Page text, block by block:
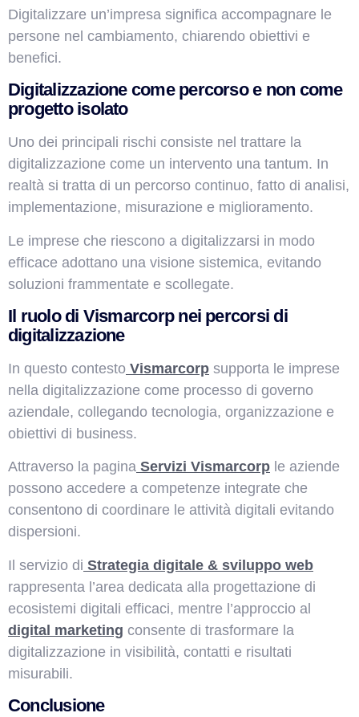
Digitalizzare un’impresa significa accompagnare le
persone nel cambiamento, chiarendo obiettivi e
benefici.
Digitalizzazione come percorso e non come
progetto isolato
Uno dei principali rischi consiste nel trattare la
digitalizzazione come un intervento una tantum. In
realtà si tratta di un percorso continuo, fatto di analisi,
implementazione, misurazione e miglioramento.
Le imprese che riescono a digitalizzarsi in modo
efficace adottano una visione sistemica, evitando
soluzioni frammentate e scollegate.
Il ruolo di Vismarcorp nei percorsi di
digitalizzazione
In questo contesto Vismarcorp supporta le imprese
nella digitalizzazione come processo di governo
aziendale, collegando tecnologia, organizzazione e
obiettivi di business.
Attraverso la pagina Servizi Vismarcorp le aziende
possono accedere a competenze integrate che
consentono di coordinare le attività digitali evitando
dispersioni.
Il servizio di Strategia digitale & sviluppo web
rappresenta l’area dedicata alla progettazione di
ecosistemi digitali efficaci, mentre l’approccio al
digital marketing consente di trasformare la
digitalizzazione in visibilità, contatti e risultati
misurabili.
Conclusione